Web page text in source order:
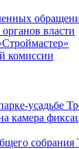
власти
комиссии
усадьбе
собрания